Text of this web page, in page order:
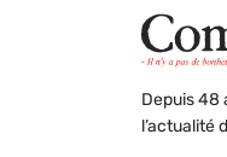
Depuis 48
l’actualité